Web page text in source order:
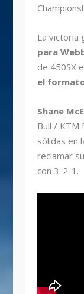
La victoria
para
de 450SX
el
Shane
Bull / KTM
sólidas en
reclamar
con 3-2-1.